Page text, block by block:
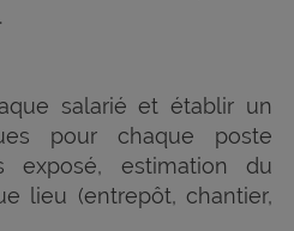
salarié et établir un
pour chaque poste
exposé, estimation du
lieu (entrepôt, chantier,